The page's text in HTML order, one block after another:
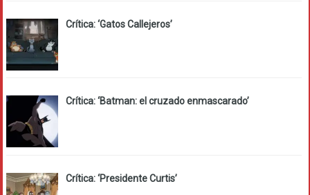
Crítica: ‘Gatos Callejeros’
Crítica: ‘Batman: el cruzado enmascarado’
Crítica: ‘Presidente Curtis’